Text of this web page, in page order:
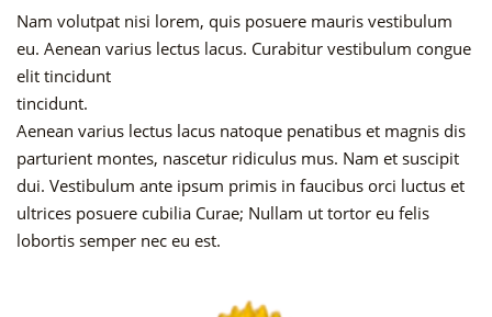
Nam volutpat nisi lorem, quis posuere mauris vestibulum
eu. Aenean varius lectus lacus. Curabitur vestibulum congue
elit tincidunt
tincidunt.
Aenean varius lectus lacus natoque penatibus et magnis dis
parturient montes, nascetur ridiculus mus. Nam et suscipit
dui. Vestibulum ante ipsum primis in faucibus orci luctus et
ultrices posuere cubilia Curae; Nullam ut tortor eu felis
lobortis semper nec eu est.